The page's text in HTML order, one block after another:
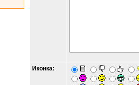
Иконка: